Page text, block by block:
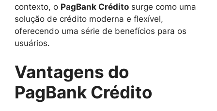
contexto, o PagBank Crédito surge como uma
solução de crédito moderna e flexível,
oferecendo uma série de benefícios para os
usuários.
Vantagens do
PagBank Crédito